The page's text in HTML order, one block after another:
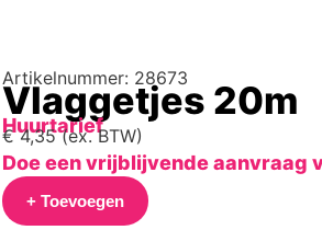
Artikelnummer: 28673
Vlaggetjes 20m
Huurtarief
€4,35(ex. BTW)
Doe een vrijblijvende aanvraag
+ Toevoegen